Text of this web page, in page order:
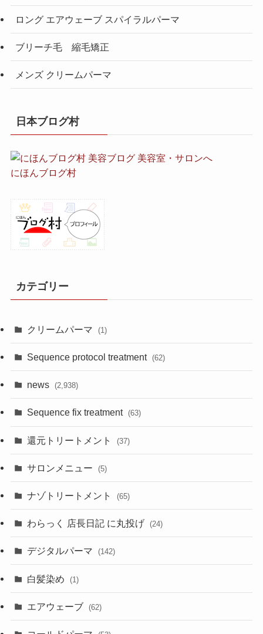
ロング エアウェーブ スパイラルパーマ
ブリーチ毛 縮毛矯正
メンズ クリームパーマ
日本ブログ村
にほんブログ村
カテゴリー
クリームパーマ (1)
Sequence protocol treatment (62)
news (2,938)
Sequence fix treatment (63)
還元トリートメント (37)
サロンメニュー (5)
ナゾトリートメント (65)
わらっく 店長日記 に丸投げ (24)
デジタルパーマ (142)
白髪染め (1)
エアウェーブ (62)